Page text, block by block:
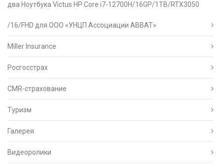
два Ноутбука Victus HP Core i7-12700H/16GP/1TB/RTX3050
/16/FHD для ООО «УНЦП Ассоциации АВВАТ»
Miller Insurance
Росгосстрах
CMR-страхование
Туризм
Галерея
Видеоролики